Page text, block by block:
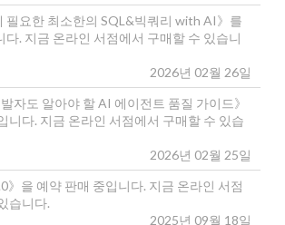
필요한 최소한의 SQL&빅쿼리 with AI》를
다. 지금 온라인 서점에서 구매할 수 있습니
2026년 02월 26일
자도 알아야 할 AI 에이전트 품질 가이드》
니다. 지금 온라인 서점에서 구매할 수 있습
2026년 02월 25일
》을 예약 판매 중입니다. 지금 온라인 서점
습니다.
2025년 09월 18일